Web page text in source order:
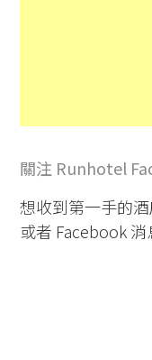
關注 Runhotel
想收到第一手的
或者 Facebook 消